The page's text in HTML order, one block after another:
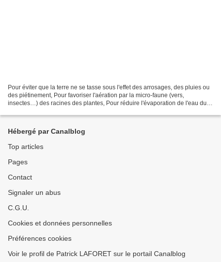
Pour éviter que la terre ne se tasse sous l'effet des arrosages, des pluies ou
des piétinement, Pour favoriser l'aération par la micro-faune (vers,
insectes…) des racines des plantes, Pour réduire l'évaporation de l'eau du
Hébergé par Canalblog
Top articles
Pages
Contact
Signaler un abus
C.G.U.
Cookies et données personnelles
Préférences cookies
Voir le profil de Patrick LAFORET sur le portail Canalblog